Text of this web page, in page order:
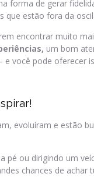
forma de gerar
que estão fora da
encontrar muito
um bom
você pode oferecer
evoluíram e estão
pé ou dirigindo um
chances de achar